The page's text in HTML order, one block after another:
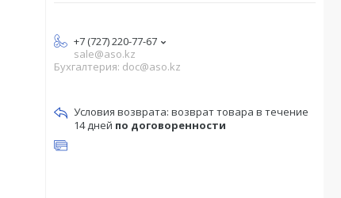
+7 (727) 220-77-67
sale@aso.kz
Бухгалтерия: doc@aso.kz
возврат товара в течение
14 дней по договоренности